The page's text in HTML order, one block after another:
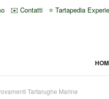
✉️ Contatti ⭐ Tartapedia
Tartarughe Marine